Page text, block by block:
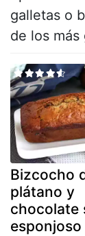
galletas o
de los más
Bizcocho
plátano y
chocolate
esponjoso